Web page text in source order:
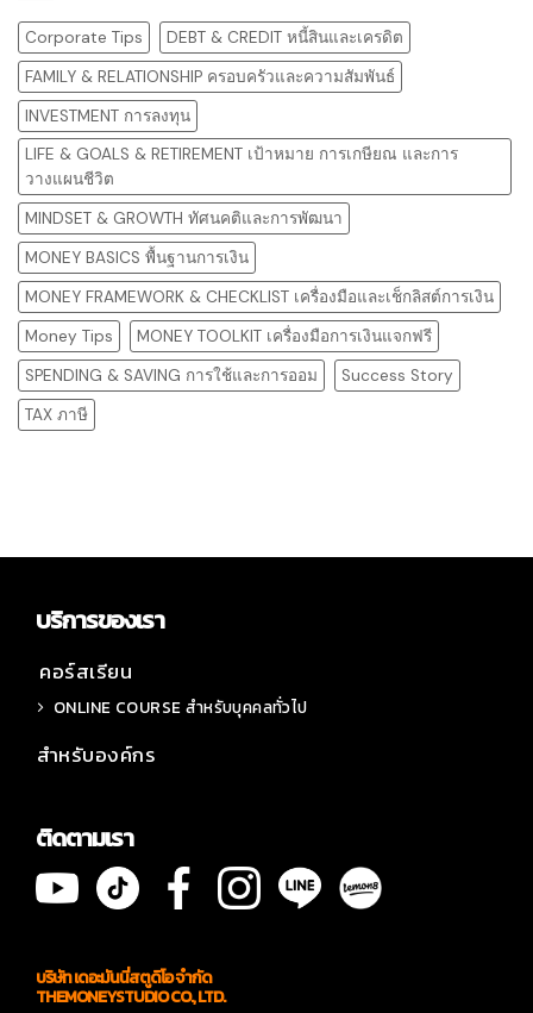
Corporate Tips
DEBT & CREDIT หนี้สินและเครดิต
FAMILY & RELATIONSHIP ครอบครัวและความสัมพันธ์
INVESTMENT การลงทุน
LIFE & GOALS & RETIREMENT เป้าหมาย การเกษียณ และการ
วางแผนชีวิต
MINDSET & GROWTH ทัศนคติและการพัฒนา
MONEY BASICS พื้นฐานการเงิน
MONEY FRAMEWORK & CHECKLIST เครื่องมือและเช็กลิสต์การเงิน
Money Tips
MONEY TOOLKIT เครื่องมือการเงินแจกฟรี
SPENDING & SAVING การใช้และการออม
Success Story
TAX ภาษี
บริษัท เดอะมันนี่สตูดิโอ จำกัด
THEMONEYSTUDIO CO., LTD.
บริการของเรา
คอร์สเรียน
ONLINE COURSE สำหรับบุคคลทั่วไป
สำหรับองค์กร
ติดตามเรา